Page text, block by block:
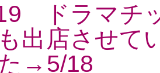
ドラマチ
出店させて
→5/18